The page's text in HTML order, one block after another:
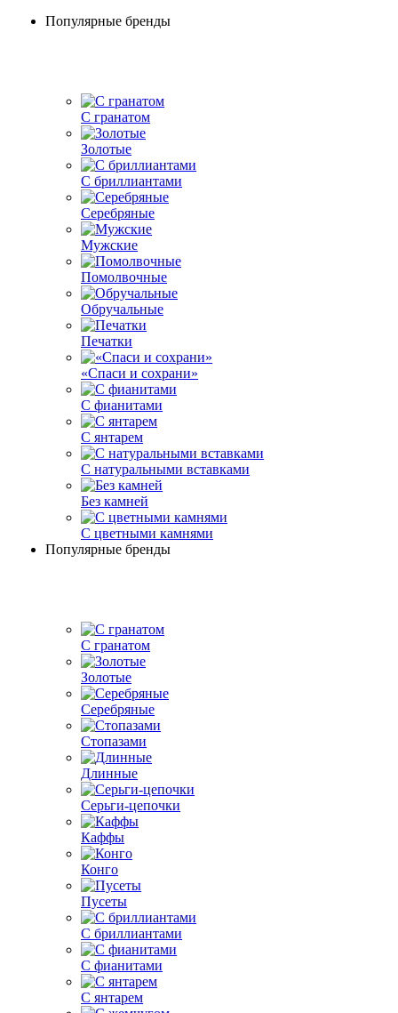
Популярные бренды
С гранатом
Золотые
С бриллиантами
Серебряные
Мужские
Помолвочные
Обручальные
Печатки
«Спаси и сохрани»
С фианитами
С янтарем
С натуральными вставками
Без камней
С цветными камнями
Популярные бренды
С гранатом
Золотые
Серебряные
Стопазами
Длинные
Серьги-цепочки
Каффы
Конго
Пусеты
С бриллиантами
С фианитами
С янтарем